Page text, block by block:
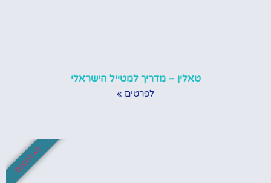
טאלין – מדריך למטייל הישראלי
לפרטים »
לא לפספס!